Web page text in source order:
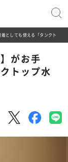
使える「タンクトップ水着」4選
がお手
トップ水